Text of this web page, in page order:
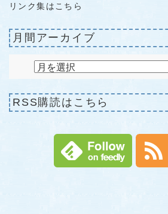
リンク集はこちら
月間アーカイブ
RSS購読はこちら